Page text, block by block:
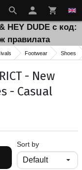
HEY DUDE с код:
правилата
Footwear Shoes
- New
- Casual
Sort by